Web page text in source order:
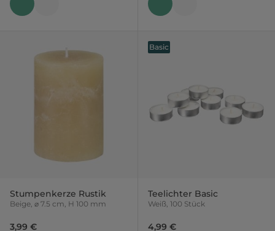
Stumpenkerze Rustik
Beige, ⌀ 7.5 cm, H 100 mm
3,99 €
Teelichter Basic
Weiß, 100 Stück
4,99 €
Basic